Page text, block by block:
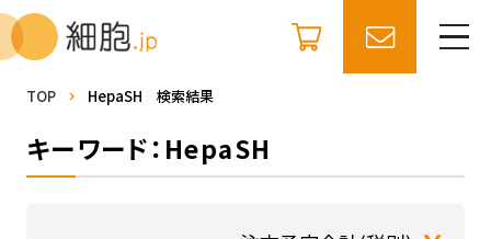
TOP HepaSH 検索結果
キーワード：HepaSH